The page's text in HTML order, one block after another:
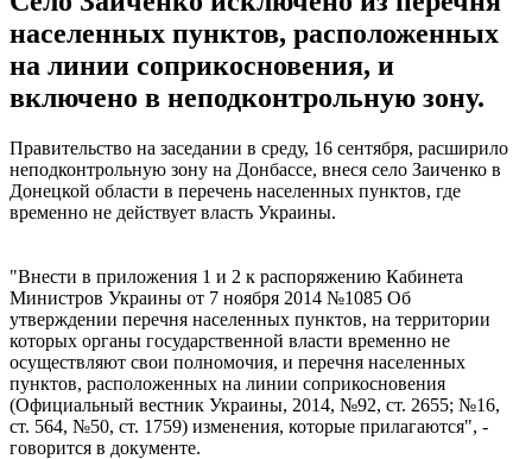
населенных пунктов, расположенных
на линии соприкосновения, и
включено в неподконтрольную зону.
Правительство на заседании в среду, 16 сентября, расширило
неподконтрольную зону на Донбассе, внеся село Заиченко в
Донецкой области в перечень населенных пунктов, где
временно не действует власть Украины.
"Внести в приложения 1 и 2 к распоряжению Кабинета
Министров Украины от 7 ноября 2014 №1085 Об
утверждении перечня населенных пунктов, на территории
которых органы государственной власти временно не
осуществляют свои полномочия, и перечня населенных
пунктов, расположенных на линии соприкосновения
(Официальный вестник Украины, 2014, №92, ст. 2655; №16,
ст. 564, №50, ст. 1759) изменения, которые прилагаются", -
говорится в документе.